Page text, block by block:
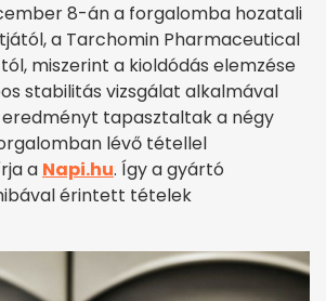
8-án a forgalomba hozatali
a Tarchomin Pharmaceutical
miszerint a kioldódás elemzése
stabilitás vizsgálat alkalmával
tapasztaltak a négy
lévő tétellel
a Napi.hu. Így a gyártó
érintett tételek